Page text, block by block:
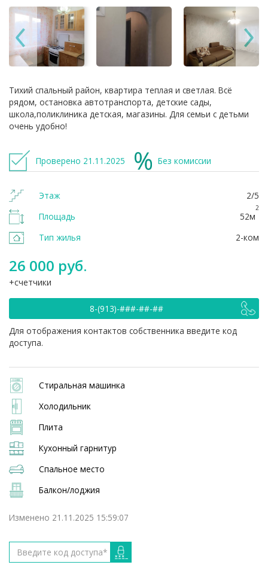
Тихий спальный район, квартира теплая и светлая. Всё
рядом, остановка автотранспорта, детские сады,
школа,поликлиника детская, магазины. Для семьи с детьми
очень удобно!
Проверено 21.11.2025 Без комиссии
Этаж
2/5
Площадь
52м
2
Тип жилья 2-ком
26 000 руб.
счетчики
8-(913)-###-##-##
Для отображения контактов собственника введите код
доступа.
Стиральная машинка
Холодильник
Плита
Кухонный гарнитур
Спальное место
Балкон/лоджия
Изменено 21.11.2025 15:59:07